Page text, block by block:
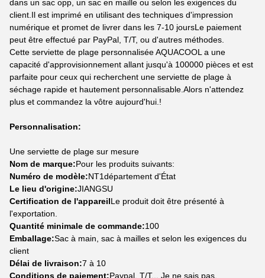
dans un sac opp, un sac en maille ou selon les exigences du
client.Il est imprimé en utilisant des techniques d'impression
numérique et promet de livrer dans les 7-10 joursLe paiement
peut être effectué par PayPal, T/T, ou d'autres méthodes.
Cette serviette de plage personnalisée AQUACOOL a une
capacité d'approvisionnement allant jusqu'à 100000 pièces et est
parfaite pour ceux qui recherchent une serviette de plage à
séchage rapide et hautement personnalisable.Alors n'attendez
plus et commandez la vôtre aujourd'hui.!
Personnalisation:
Une serviette de plage sur mesure
Nom de marque:Pour les produits suivants:
Numéro de modèle:NT1département d'État
Le lieu d'origine:JIANGSU
Certification de l'appareilLe produit doit être présenté à
l'exportation.
Quantité minimale de commande:100
Emballage:Sac à main, sac à mailles et selon les exigences du
client
Délai de livraison:7 à 10
Conditions de paiement:Paypal, T/T... Je ne sais pas.